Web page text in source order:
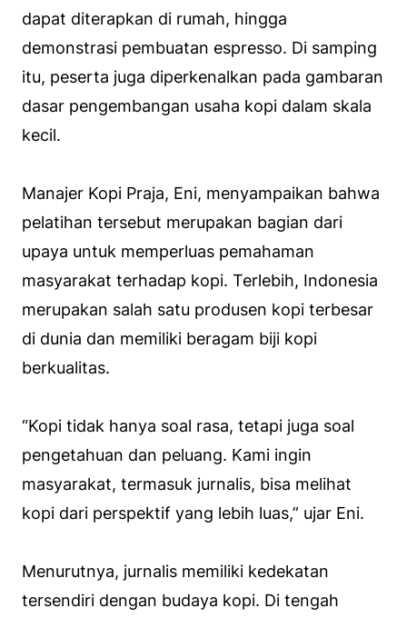
dapat diterapkan di rumah, hingga
demonstrasi pembuatan espresso. Di samping
itu, peserta juga diperkenalkan pada gambaran
dasar pengembangan usaha kopi dalam skala
kecil.
Manajer Kopi Praja, Eni, menyampaikan bahwa
pelatihan tersebut merupakan bagian dari
upaya untuk memperluas pemahaman
masyarakat terhadap kopi. Terlebih, Indonesia
merupakan salah satu produsen kopi terbesar
di dunia dan memiliki beragam biji kopi
berkualitas.
“Kopi tidak hanya soal rasa, tetapi juga soal
pengetahuan dan peluang. Kami ingin
masyarakat, termasuk jurnalis, bisa melihat
kopi dari perspektif yang lebih luas,” ujar Eni.
Menurutnya, jurnalis memiliki kedekatan
tersendiri dengan budaya kopi. Di tengah